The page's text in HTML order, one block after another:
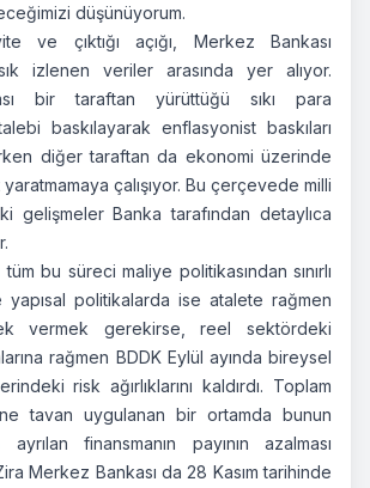
düşünüyorum.
ve çıktığı açığı, Merkez Bankası
izlenen veriler arasında yer alıyor.
bir taraftan yürüttüğü sıkı para
baskılayarak enflasyonist baskıları
diğer taraftan da ekonomi üzerinde
yaratmamaya çalışıyor. Bu çerçevede milli
gelişmeler Banka tarafından detaylıca
bu süreci maliye politikasından sınırlı
politikalarda ise atalete rağmen
vermek gerekirse, reel sektördeki
rağmen BDDK Eylül ayında bireysel
risk ağırlıklarını kaldırdı. Toplam
tavan uygulanan bir ortamda bunun
finansmanın payının azalması
Merkez Bankası da 28 Kasım tarihinde